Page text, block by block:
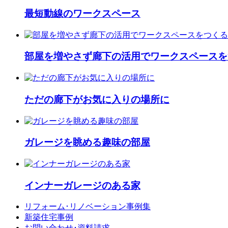
最短動線のワークスペース
部屋を増やさず廊下の活用でワークスペース
ただの廊下がお気に入りの場所に
ガレージを眺める趣味の部屋
インナーガレージのある家
リフォーム･ リノベーション事例集
新築住宅事例